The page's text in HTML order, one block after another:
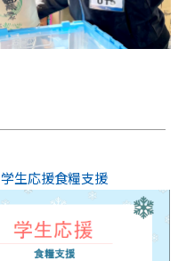
学生応援食糧支援